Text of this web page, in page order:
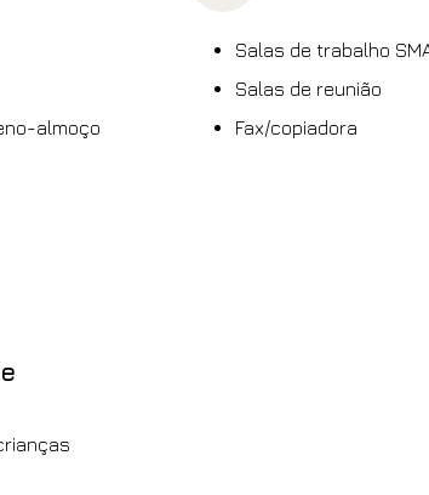
almoço
Salas de trabalho
Salas de reunião
Fax/copiadora